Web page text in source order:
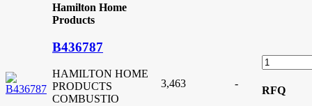
Hamilton Home
Products
B436787
HAMILTON HOME
PRODUCTS
COMBUSTIO
3,463 -
RFQ